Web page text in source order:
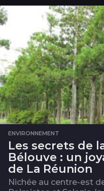
i
s
ENVIRONNEMENT
Les secrets de
Bélouve : un
de La Réunion
Nichée au centre-est